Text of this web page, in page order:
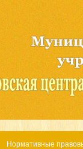
Нормативные